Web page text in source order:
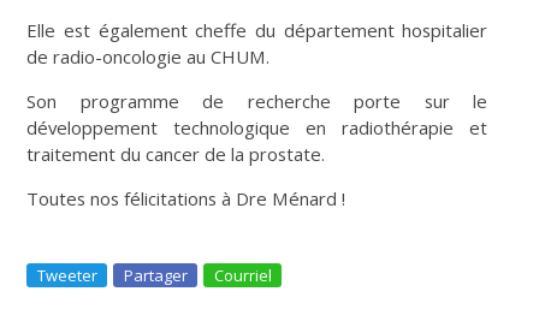
Elle est également cheffe du département hospitalier
de radio-oncologie au CHUM.
Son programme de recherche porte sur le
développement technologique en radiothérapie et
traitement du cancer de la prostate.
Toutes nos félicitations à Dre Ménard !
Tweeter Partager Courriel